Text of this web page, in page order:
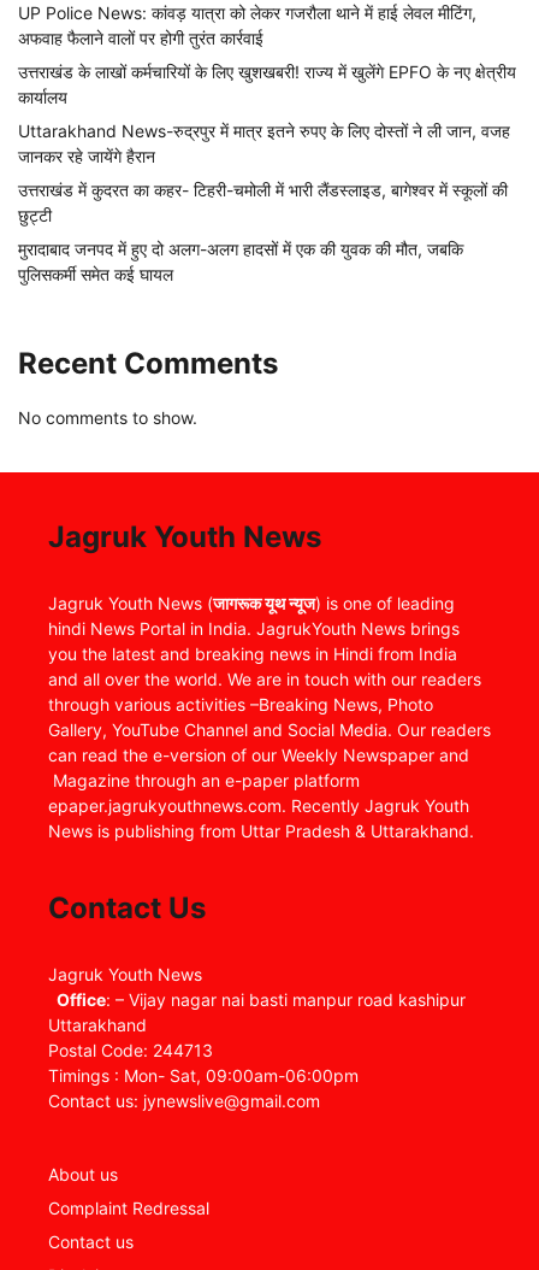
UP Police News: कांवड़ यात्रा को लेकर गजरौला थाने में हाई लेवल मीटिंग,
अफवाह फैलाने वालों पर होगी तुरंत कार्रवाई
उत्तराखंड के लाखों कर्मचारियों के लिए खुशखबरी! राज्य में खुलेंगे EPFO के नए क्षेत्रीय
कार्यालय
Uttarakhand News-रुद्रपुर में मात्र इतने रुपए के लिए दोस्तों ने ली जान, वजह
जानकर रहे जायेंगे हैरान
उत्तराखंड में कुदरत का कहर- टिहरी-चमोली में भारी लैंडस्लाइड, बागेश्वर में स्कूलों की
छुट्टी
मुरादाबाद जनपद में हुए दो अलग-अलग हादसों में एक की युवक की मौत, जबकि
पुलिसकर्मी समेत कई घायल
Recent Comments
No comments to show.
Jagruk Youth News
Jagruk Youth News (जागरूक यूथ न्यूज) is one of leading
hindi News Portal in India. JagrukYouth News brings
you the latest and breaking news in Hindi from India
and all over the world. We are in touch with our readers
through various activities –Breaking News, Photo
Gallery, YouTube Channel and Social Media. Our readers
can read the e-version of our Weekly Newspaper and
Magazine through an e-paper platform
epaper.jagrukyouthnews.com. Recently Jagruk Youth
News is publishing from Uttar Pradesh & Uttarakhand.
Contact Us
Jagruk Youth News
Office: – Vijay nagar nai basti manpur road kashipur
Uttarakhand
Postal Code: 244713
Timings : Mon- Sat, 09:00am-06:00pm
Contact us: jynewslive@gmail.com
About us
Complaint Redressal
Contact us